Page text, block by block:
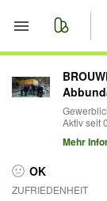
Start
Anzeige
Aktiv seit
Mehr
OK
ZUFRIEDENHEIT